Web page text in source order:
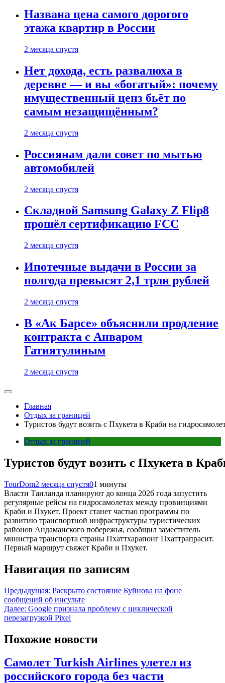
Названа цена самого дорогого
этажа квартир в России
2 месяца спустя
Нет дохода, есть развалюха в
деревне — и вы «богатый»: почему
имущественный ценз бьёт по
самым незащищённым?
2 месяца спустя
Россиянам дали совет по мытью
автомобилей
2 месяца спустя
Складной Samsung Galaxy Z Flip8
прошёл сертификацию FCC
2 месяца спустя
Ипотечные выдачи в России за
полгода превысят 2,1 трлн рублей
2 месяца спустя
В «Ак Барсе» объяснили продление
контракта с Анваром
Гатиятулиным
2 месяца спустя
Главная
Отдых за границей
Туристов будут возить с Пхукета в Краби на
Отдых за границей
Туристов будут возить с Пхукета в
TourDom2 месяца спустя01 минуты
Власти Таиланда планируют до конца 2026 года запустить
регулярные рейсы на гидросамолетах между провинциями
Краби и Пхукет. Проект станет частью программы по
развитию транспортной инфраструктуры туристических
районов Андаманского побережья, сообщил заместитель
министра транспорта страны Пхаттхарапонг Пхаттрапрасит.
Первый маршрут свяжет Краби и Пхукет.
Навигация по записям
Предыдущая: Раскрыто состояние Буйнова на фоне
сообщений об инсульте
Далее: Google признала проблему с циклической
перезагрузкой Pixel
Похожие новости
Самолет Turkish Airlines улетел из
российского города без части